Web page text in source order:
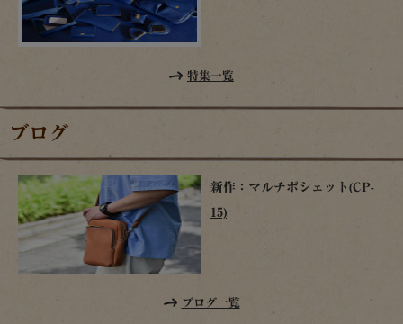
特集一覧
ブログ
新作：マルチポシェット(CP-
15)
ブログ一覧